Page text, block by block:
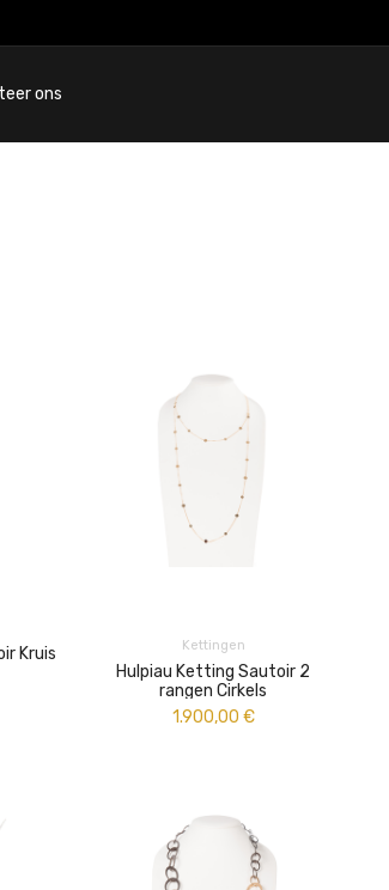
ons
Kruis Kettingen
Hulpiau Ketting Sautoir 2
rangen Cirkels
1.900,00 €